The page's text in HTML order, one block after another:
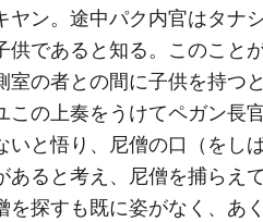
ヤン。途中パク内官はタナ
供であると知る。このこと
室の者との間に子供を持つ
この上奏をうけてペガン長
いと悟り、尼僧の口（をし
あると考え、尼僧を捕らえ
を探すも既に姿がなく、あ